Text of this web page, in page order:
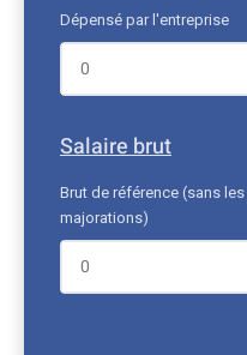
Dépensé par l'entreprise
Salaire brut
Brut de référence (sans
majorations)